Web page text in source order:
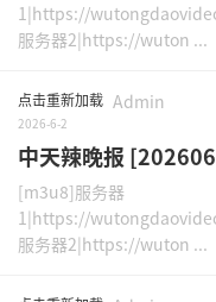
1|https://
服务器2|https://wuton ...
点击重新加载 Admin
2026-6-2
中天辣晚报
[m3u8]服务器
1|https://
服务器2|https://wuton ...